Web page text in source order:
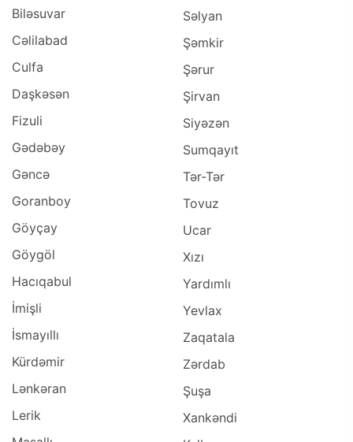
Biləsuvar
Cəlilabad
Culfa
Daşkəsən
Fizuli
Gədəbəy
Gəncə
Goranboy
Göyçay
Göygöl
Hacıqabul
İmişli
İsmayıllı
Kürdəmir
Lənkəran
Lerik
Səlyan
Şəmkir
Şərur
Şirvan
Siyəzən
Sumqayıt
Tər-Tər
Tovuz
Ucar
Xızı
Yardımlı
Yevlax
Zaqatala
Zərdab
Şuşa
Xankəndi